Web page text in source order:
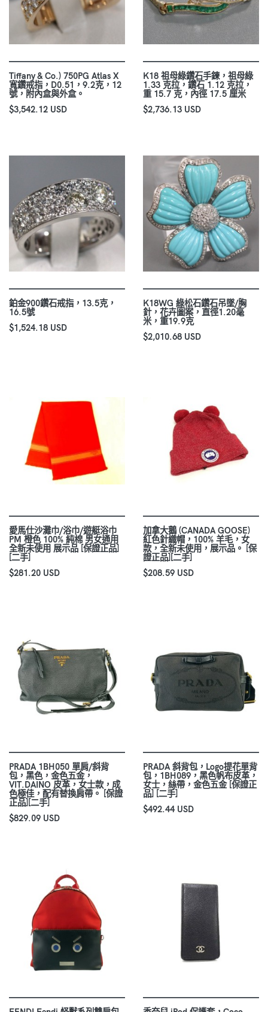
Tiffany & Co.) 750PG Atlas X
寬鑽戒指，D0.51，9.2克，12
號，附內盒與外盒。
$3,542.12 USD
K18 祖母綠鑽石手鍊，祖母綠
1.33 克拉，鑽石 1.12 克拉，
重 15.7 克，內徑 17.5 厘米
$2,736.13 USD
鉑金900鑽石戒指，13.5克，
16.5號
$1,524.18 USD
K18WG 綠松石鑽石吊墜/胸
針，花卉圖案，直徑1.20毫
米，重19.9克
$2,010.68 USD
愛馬仕沙灘巾/浴巾/遊艇浴巾
PM 橙色 100% 純棉 男女通用
全新未使用 展示品 [保證正品]
[二手]
$281.20 USD
加拿大鵝 (CANADA GOOSE)
紅色針織帽，100% 羊毛，女
款，全新未使用，展示品。 [保
證正品][二手]
$208.59 USD
PRADA 1BH050 單肩/斜背
包，黑色，金色五金，
VIT.DAINO 皮革，女士款，成
色極佳，配有替換肩帶。 [保證
正品][二手]
$829.09 USD
PRADA 斜背包，Logo提花單背
包，1BH089，黑色帆布皮革，
女士，絲帶，金色五金 [保證正
品] [二手]
$492.44 USD